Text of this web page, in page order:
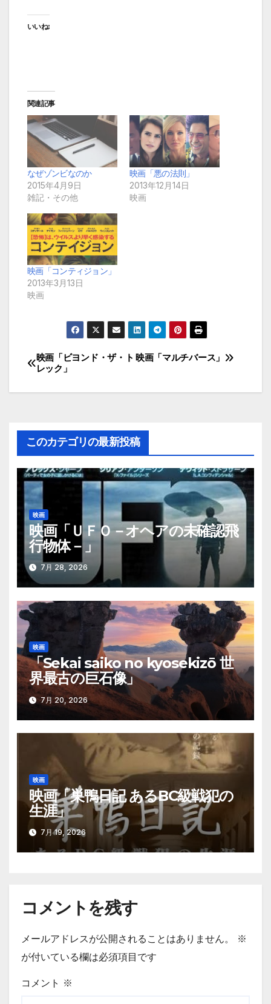
いいね:
関連記事
なぜゾンビなのか
2015年4月9日
雑記・その他
映画「悪の法則」
2013年12月14日
映画
映画「コンティジョン」
2013年3月13日
映画
投
稿
ビ
ゲ
ー
シ
ョ
ン
映画「マルチバース」
映画「ビヨンド・ザ・ト
レック」
このカテゴリの最新投稿
映画
映画「ＵＦＯ－オヘアの未確認飛
行物体－」
7月 28, 2026
映画
「Sekai saiko no kyosekizō 世
界最古の巨石像」
7月 20, 2026
映画
映画「巣鴨日記 あるBC級戦犯の
生涯」
7月 19, 2026
コメントを残す
メールアドレスが公開されることはありません。
※
が付いている欄は必須項目です
コメント ※